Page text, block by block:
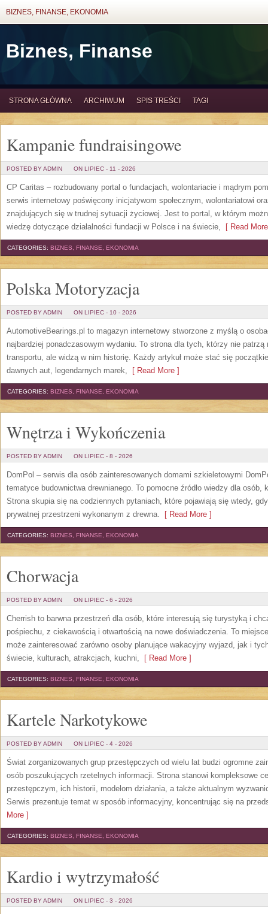
BIZNES, FINANSE, EKONOMIA
Biznes, Finanse
STRONA GŁÓWNA ARCHIWUM SPIS TREŚCI TAGI
Kampanie fundraisingowe
POSTED BY ADMIN ON LIPIEC - 11 - 2026
CP Caritas – rozbudowany portal o fundacjach, wolontariacie i mądrym
serwis internetowy poświęcony inicjatywom społecznym, wolontariatowi
znajdujących się w trudnej sytuacji życiowej. Jest to portal, w którym
wiedzę dotyczące działalności fundacji w Polsce i na świecie, [ Read
CATEGORIES: BIZNES, FINANSE, EKONOMIA
Polska Motoryzacja
POSTED BY ADMIN ON LIPIEC - 10 - 2026
AutomotiveBearings.pl to magazyn internetowy stworzone z myślą o
najbardziej ponadczasowym wydaniu. To strona dla tych, którzy nie patrzą
transportu, ale widzą w nim historię. Każdy artykuł może stać się
dawnych aut, legendarnych marek, [ Read More ]
CATEGORIES: BIZNES, FINANSE, EKONOMIA
Wnętrza i Wykończenia
POSTED BY ADMIN ON LIPIEC - 8 - 2026
DomPol – serwis dla osób zainteresowanych domami szkieletowymi
tematyce budownictwa drewnianego. To pomocne źródło wiedzy dla
Strona skupia się na codziennych pytaniach, które pojawiają się wtedy,
prywatnej przestrzeni wykonanym z drewna. [ Read More ]
CATEGORIES: BIZNES, FINANSE, EKONOMIA
Chorwacja
POSTED BY ADMIN ON LIPIEC - 6 - 2026
Cherrish to barwna przestrzeń dla osób, które interesują się turystyką i
pośpiechu, z ciekawością i otwartością na nowe doświadczenia. To
może zainteresować zarówno osoby planujące wakacyjny wyjazd, jak i
świecie, kulturach, atrakcjach, kuchni, [ Read More ]
CATEGORIES: BIZNES, FINANSE, EKONOMIA
Kartele Narkotykowe
POSTED BY ADMIN ON LIPIEC - 4 - 2026
Świat zorganizowanych grup przestępczych od wielu lat budzi ogromne
osób poszukujących rzetelnych informacji. Strona stanowi kompleksowe
przestępczym, ich historii, modelom działania, a także aktualnym
Serwis prezentuje temat w sposób informacyjny, koncentrując się na
More ]
CATEGORIES: BIZNES, FINANSE, EKONOMIA
Kardio i wytrzymałość
POSTED BY ADMIN ON LIPIEC - 3 - 2026